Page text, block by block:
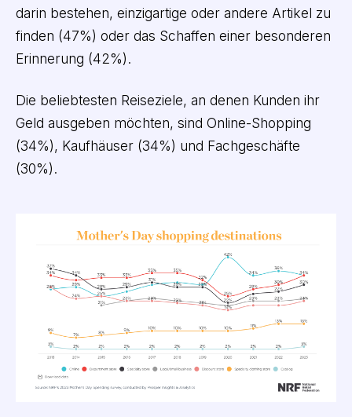
darin bestehen, einzigartige oder andere Artikel zu
finden (47%) oder das Schaffen einer besonderen
Erinnerung (42%).
Die beliebtesten Reiseziele, an denen Kunden ihr
Geld ausgeben möchten, sind Online-Shopping
(34%), Kaufhäuser (34%) und Fachgeschäfte
(30%).